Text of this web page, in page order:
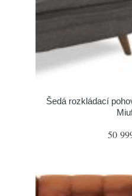
Šedá rozkládací
50